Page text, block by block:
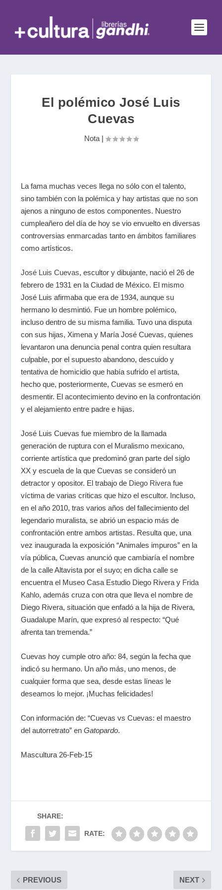
El polémico José Luis
Cuevas
Nota|
La fama muchas veces llega no sólo con el talento,
sino también con la polémica y hay artistas que no son
ajenos a ninguno de estos componentes. Nuestro
cumpleañero del día de hoy se vio envuelto en diversas
controversias enmarcadas tanto en ámbitos familiares
como artísticos.
José Luis Cuevas, escultor y dibujante, nació el 26 de
febrero de 1931 en la Ciudad de México. El mismo
José Luis afirmaba que era de 1934, aunque su
hermano lo desmintió. Fue un hombre polémico,
incluso dentro de su misma familia. Tuvo una disputa
con sus hijas, Ximena y María José Cuevas, quienes
levantaron una denuncia penal contra quien resultara
culpable, por el supuesto abandono, descuido y
tentativa de homicidio que había sufrido el artista,
hecho que, posteriormente, Cuevas se esmeró en
desmentir. El acontecimiento devino en la confrontación
y el alejamiento entre padre e hijas.
José Luis Cuevas fue miembro de la llamada
generación de ruptura con el Muralismo mexicano,
corriente artística que predominó gran parte del siglo
XX y escuela de la que Cuevas se consideró un
detractor y opositor. El trabajo de Diego Rivera fue
víctima de varias críticas que hizo el escultor. Incluso,
en el año 2010, tras varios años del fallecimiento del
legendario muralista, se abrió un espacio más de
confrontación entre ambos artistas. Resulta que, una
vez inaugurada la exposición “Animales impuros” en la
vía pública, Cuevas anunció que cambiaría el nombre
de la calle Altavista por el suyo; en dicha calle se
encuentra el Museo Casa Estudio Diego Rivera y Frida
Kahlo, además cruza con otra que lleva el nombre de
Diego Rivera, situación que enfadó a la hija de Rivera,
Guadalupe Marín, que expresó al respecto: “Qué
afrenta tan tremenda.”
Cuevas hoy cumple otro año: 84, según la fecha que
indicó su hermano. Un año más, uno menos, de
cualquier forma que sea, desde estas líneas le
deseamos lo mejor. ¡Muchas felicidades!
Con información de: “Cuevas vs Cuevas: el maestro
del autorretrato” enGatopardo.
Mascultura 26-Feb-15
SHARE:
RATE:
PREVIOUS NEXT